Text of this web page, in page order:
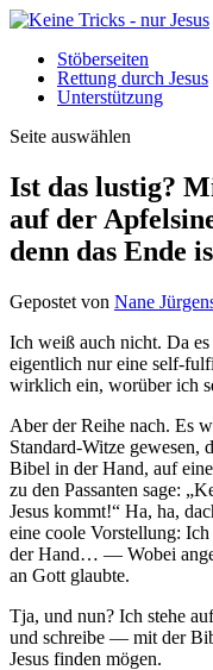
Stöberseiten
Rettung durch Jesus
Unterstützung
Seite auswählen
Ist das lustig?
auf der
denn das Ende
Gepostet von Nane
Ich weiß auch nicht. Da
eigentlich nur eine self-
wirklich ein, worüber ich
Aber der Reihe nach. Es
Standard-Witze gewesen,
Bibel in der Hand, auf
zu den Passanten sage:
Jesus kommt!“ Ha, ha,
eine coole Vorstellung:
der Hand… — Wobei
an Gott glaubte.
Tja, und nun? Ich stehe
und schreibe — mit der
Jesus finden mögen.